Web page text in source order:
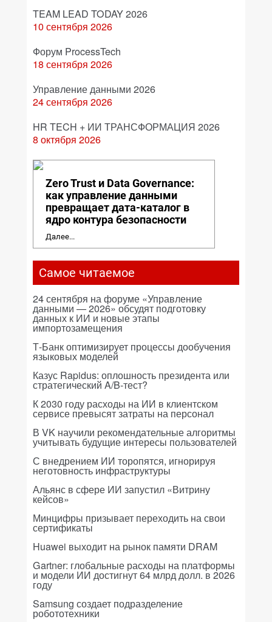
TEAM LEAD TODAY 2026
10 сентября 2026
Форум ProcessTech
18 сентября 2026
Управление данными 2026
24 сентября 2026
HR TECH + ИИ ТРАНСФОРМАЦИЯ 2026
8 октября 2026
Zero Trust и Data Governance:
как управление данными
превращает дата-каталог в
ядро контура безопасности
Далее...
Самое читаемое
24 сентября на форуме «Управление
данными — 2026» обсудят подготовку
данных к ИИ и новые этапы
импортозамещения
Т-Банк оптимизирует процессы дообучения
языковых моделей
Казус Rapidus: оплошность президента или
стратегический A/B-тест?
К 2030 году расходы на ИИ в клиентском
сервисе превысят затраты на персонал
В VK научили рекомендательные алгоритмы
учитывать будущие интересы пользователей
С внедрением ИИ торопятся, игнорируя
неготовность инфраструктуры
Альянс в сфере ИИ запустил «Витрину
кейсов»
Минцифры призывает переходить на свои
сертификаты
Huawei выходит на рынок памяти DRAM
Gartner: глобальные расходы на платформы
и модели ИИ достигнут 64 млрд долл. в 2026
году
Samsung создает подразделение
робототехники